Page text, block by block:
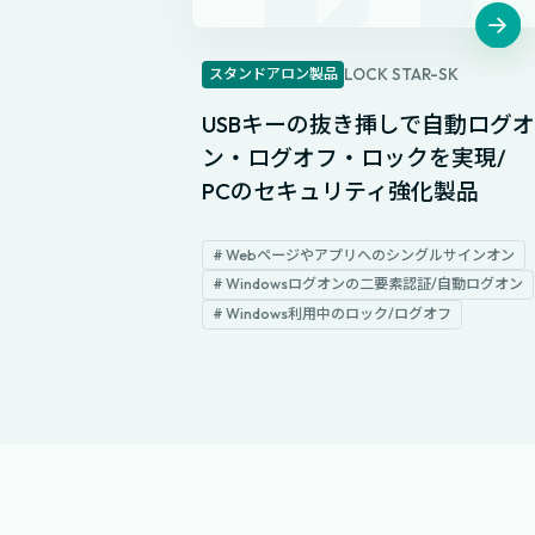
スタンドアロン製品 LOCK STAR-SK
USBキーの抜き挿しで自動ログオ
ン・ログオフ・ロックを実現/
PCのセキュリティ強化製品
# Webページやアプリへのシングルサインオン
# Windowsログオンの二要素認証/自動ログオン
# Windows利用中のロック/ログオフ